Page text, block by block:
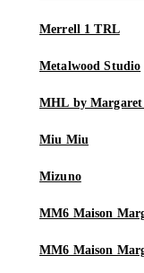
Merrell 1 TRL
Metalwood Studio
MHL by Margaret
Miu Miu
Mizuno
MM6 Maison
MM6 Maison